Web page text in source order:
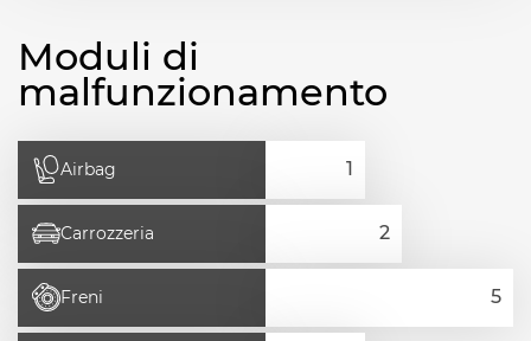
Moduli di
malfunzionamento
Airbag
Carrozzeria
Freni